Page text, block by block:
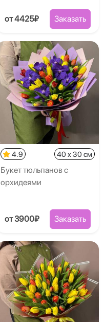
от 4425₽ Заказать
4.9 40 x 30 см
Букет тюльпанов с
орхидеями
от 3900₽ Заказать